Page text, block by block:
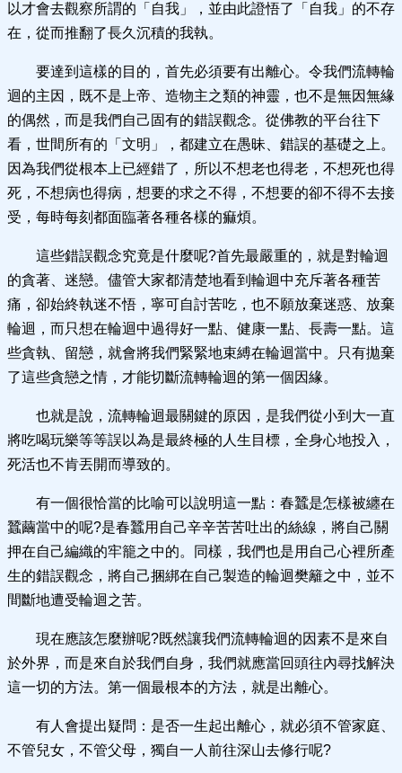
以才會去觀察所謂的「自我」，並由此證悟了「自我」的不存
在，從而推翻了長久沉積的我執。
要達到這樣的目的，首先必須要有出離心。令我們流轉輪
迴的主因，既不是上帝、造物主之類的神靈，也不是無因無緣
的偶然，而是我們自己固有的錯誤觀念。從佛教的平台往下
看，世間所有的「文明」，都建立在愚昧、錯誤的基礎之上。
因為我們從根本上已經錯了，所以不想老也得老，不想死也得
死，不想病也得病，想要的求之不得，不想要的卻不得不去接
受，每時每刻都面臨著各種各樣的痲煩。
這些錯誤觀念究竟是什麼呢?首先最嚴重的，就是對輪迴
的貪著、迷戀。儘管大家都清楚地看到輪迴中充斥著各種苦
痛，卻始終執迷不悟，寧可自討苦吃，也不願放棄迷惑、放棄
輪迴，而只想在輪迴中過得好一點、健康一點、長壽一點。這
些貪執、留戀，就會將我們緊緊地束縛在輪迴當中。只有拋棄
了這些貪戀之情，才能切斷流轉輪迴的第一個因緣。
也就是說，流轉輪迴最關鍵的原因，是我們從小到大一直
將吃喝玩樂等等誤以為是最終極的人生目標，全身心地投入，
死活也不肯丟開而導致的。
有一個很恰當的比喻可以說明這一點：春蠶是怎樣被纏在
蠶繭當中的呢?是春蠶用自己辛辛苦苦吐出的絲線，將自己關
押在自己編織的牢籠之中的。同樣，我們也是用自己心裡所產
生的錯誤觀念，將自己捆綁在自己製造的輪迴樊籬之中，並不
間斷地遭受輪迴之苦。
現在應該怎麼辦呢?既然讓我們流轉輪迴的因素不是來自
於外界，而是來自於我們自身，我們就應當回頭往內尋找解決
這一切的方法。第一個最根本的方法，就是出離心。
有人會提出疑問：是否一生起出離心，就必須不管家庭、
不管兒女，不管父母，獨自一人前往深山去修行呢?